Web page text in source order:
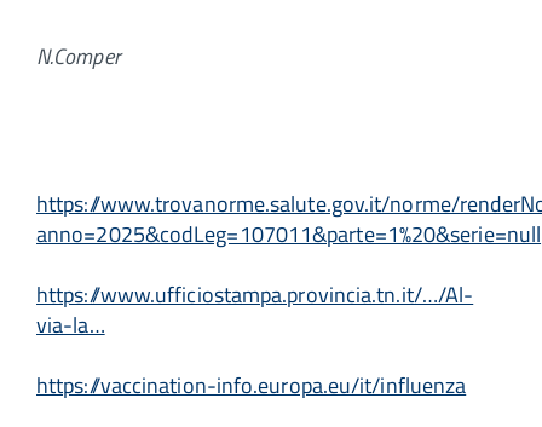
N.Comper
https://www.trovanorme.salute.gov.it/norme/
anno=2025&codLeg=107011&parte=1%20&serie=null
https://www.ufficiostampa.provincia.tn.it/…/Al-
via-la…
https://vaccination-info.europa.eu/it/influenza